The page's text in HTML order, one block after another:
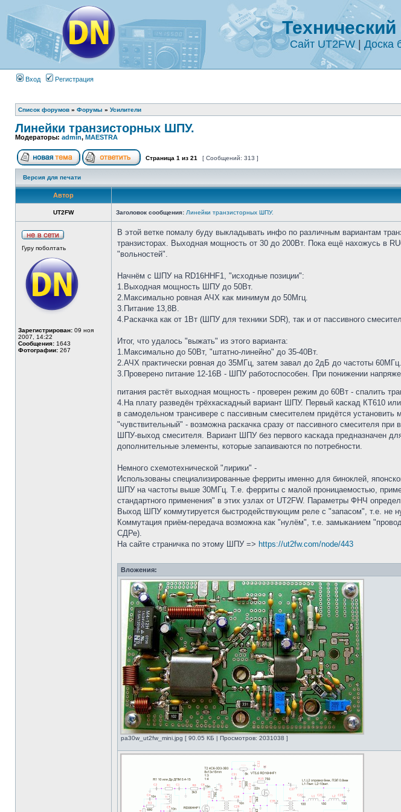
Сайт UT2FW| Доска
Вход Регистрация
Список форумов » Форумы » Усилители
Линейки транзисторных ШПУ.
Модераторы: admin, MAESTRA
Страница 1 из 21 [ Сообщений: 313 ]
Версия для печати
Автор
UT2FW Заголовок сообщения: Линейки транзисторных ШПУ.
Гуру поболтать
Зарегистрирован: 09 ноя
2007, 14:22
Сообщения: 1643
Фотографии: 267
В этой ветке помалу буду выкладывать инфо по различным вариантам
транзисторах. Выходная мощность от 30 до 200Вт. Пока ещё нахожусь в
"вольностей".
Начнём с ШПУ на RD16HHF1, "исходные позиции":
1.Выходная мощность ШПУ до 50Вт.
2.Максимально ровная АЧХ как минимум до 50Мгц.
3.Питание 13,8В.
4.Раскачка как от 1Вт (ШПУ для техники SDR), так и от пассивного
Итог, что удалось "выжать" из этого варианта:
1.Максимально до 50Вт, "штатно-линейно" до 35-40Вт.
2.АЧХ практически ровная до 35МГц, затем завал до 2дБ до частоты
3.Проверено питание 12-16В - ШПУ работоспособен. При понижении
питания растёт выходная мощность - проверен режим до 60Вт - спалить
4.На плату разведён трёхкаскадный вариант ШПУ. Первый каскад КТ610
в самодельном трансивере с пассивным смесителем придётся
"чувствительный" - возможна раскачка сразу от пассивного смесителя
ШПУ-выход смесителя. Вариант ШПУ без первого каскада предназначен
дополнительные элементы, которые запаиваются по потребности.
Немного схемотехнической "лирики" -
Использованы специализированные ферриты именно для биноклей,
ШПУ на частоты выше 30МГц. Т.е. ферриты с малой проницаемостью,
стандартного применения" в этих узлах от UT2FW. Параметры ФНЧ
Выход ШПУ коммутируется быстродействующим реле с "запасом", т.е. не
Коммутация приём-передача возможна как "нулём", т.е. замыканием
СДРе).
На сайте страничка по этому ШПУ => https://ut2fw.com/node/443
Вложения:
pa30w_ut2fw_mini.jpg [ 90.05 КБ | Просмотров: 2031038 ]